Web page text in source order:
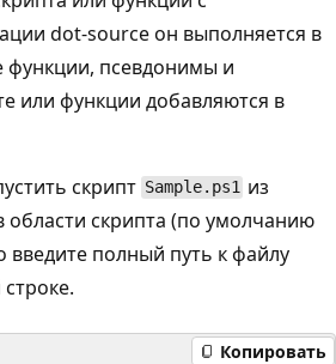
dot-source он выполняется в
функции, псевдонимы и
или функции добавляются в
скрипт Sample.ps1 из
области скрипта (по умолчанию
введите полный путь к файлу
Копировать